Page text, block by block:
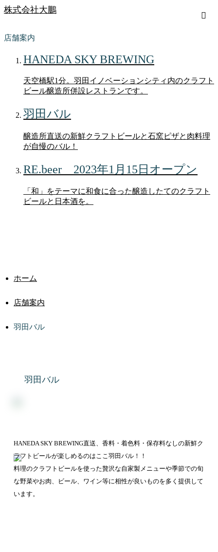
株式会社大鵬
店舗案内
HANEDA SKY BREWING
天空橋駅1分。羽田イノベーションシティ内のクラフト
ビール醸造所併設レストランです。
羽田バル
醸造所直送の新鮮クラフトビールと石窯ピザと肉料理
が自慢のバル！
RE.beer 2023年1月15日オープン
「和」をテーマに和食に合った醸造したてのクラフト
ビールと日本酒を。
ホーム
店舗案内
羽田バル
羽田バル
HANEDA SKY BREWING直送、香料・着色料・保存料なしの新鮮ク
ラフトビールが楽しめるのはここ羽田バル！！
料理のクラフトビールを使った贅沢な自家製メニューや季節での旬
な野菜やお肉、ビール、ワイン等に相性が良いものを多く提供して
います。